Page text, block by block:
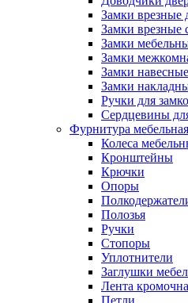
Замки врезные
Замки врезные
Замки
Замки
Замки
Замки
Ручки для
Сердцевины
Фурнитура мебельная
Колеса
Кронштейны
Крючки
Опоры
Полозья
Ручки
Стопоры
Уплотнители
Заглушки
Лента
Петли